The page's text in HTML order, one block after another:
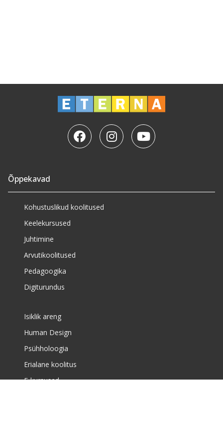
Õppekavad
Kohustuslikud koolitused
Keelekursused
Juhtimine
Arvutikoolitused
Pedagoogika
Digiturundus
Isiklik areng
Human Design
Psühholoogia
Erialane koolitus
E-kursused